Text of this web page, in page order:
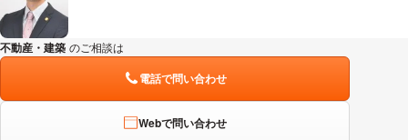
不動産・建築 のご相談は
電話で問い合わせ
Webで問い合わせ